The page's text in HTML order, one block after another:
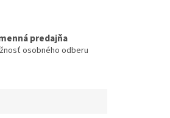
predajňa
osobného odberu